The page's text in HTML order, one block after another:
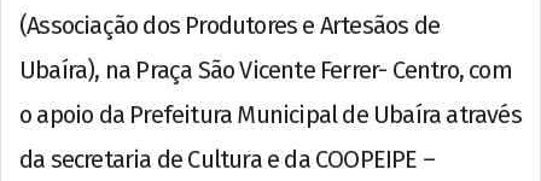
(Associação dos Produtores e Artesãos de
Ubaíra), na Praça São Vicente Ferrer- Centro, com
o apoio da Prefeitura Municipal de Ubaíra através
da secretaria de Cultura e da COOPEIPE –